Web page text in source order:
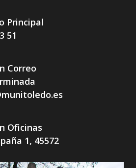
Principal
51
Correo
Oficinas
1, 45572